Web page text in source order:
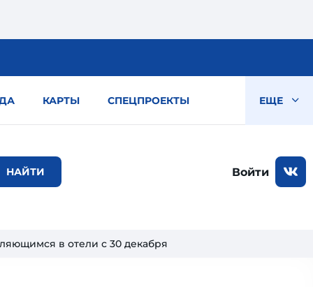
КАРТЫ СПЕЦПРОЕКТЫ ЕЩЕ
Войти
в отели с 30 декабря